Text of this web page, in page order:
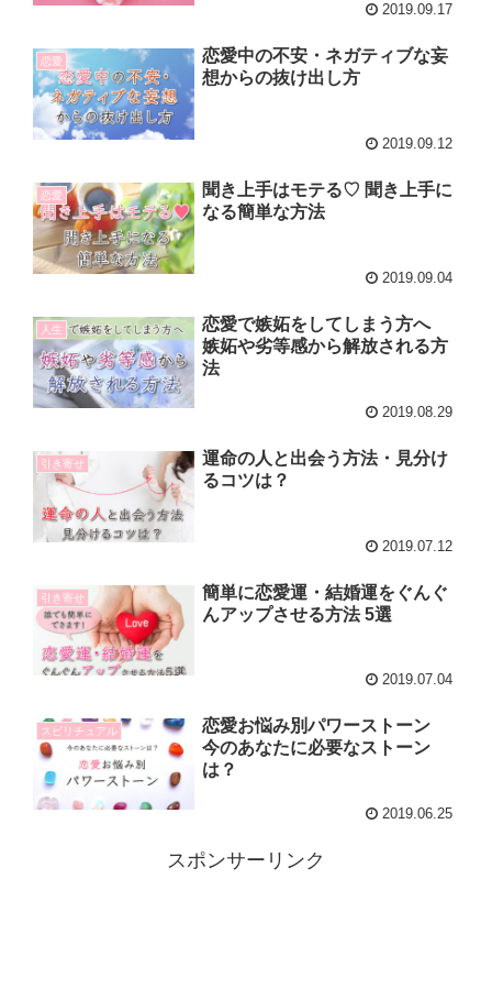
2019.09.17
恋愛
恋愛中の不安・ネガティブな妄
想からの抜け出し方
2019.09.12
恋愛
聞き上手はモテる♡ 聞き上手に
なる簡単な方法
2019.09.04
人生
恋愛で嫉妬をしてしまう方へ
嫉妬や劣等感から解放される方
法
2019.08.29
引き寄せ
運命の人と出会う方法・見分け
るコツは？
2019.07.12
引き寄せ
簡単に恋愛運・結婚運をぐんぐ
んアップさせる方法 5選
2019.07.04
スピリチュアル
恋愛お悩み別パワーストーン
今のあなたに必要なストーン
は？
2019.06.25
スポンサーリンク